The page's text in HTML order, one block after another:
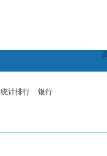
统计排行 银行